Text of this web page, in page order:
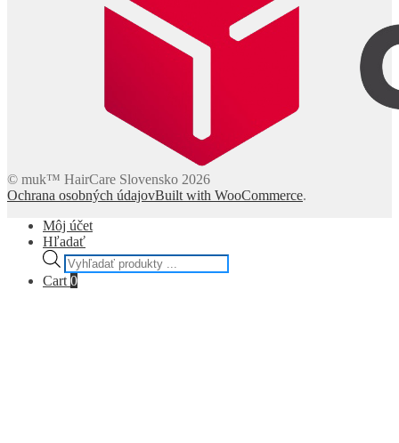
© muk™ HairCare Slovensko 2026
Ochrana osobných údajovBuilt with WooCommerce.
Môj účet
Hľadať
Products
search
Cart 0